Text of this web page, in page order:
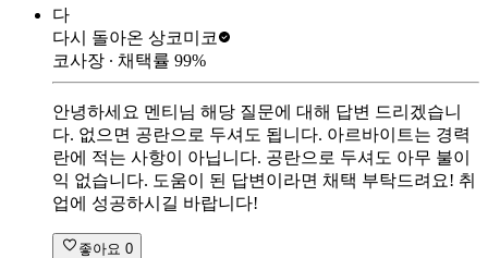
다
다시 돌아온 상코미코
코사장 ∙ 채택률 99%
안녕하세요 멘티님 해당 질문에 대해 답변 드리겠습니
다. 없으면 공란으로 두셔도 됩니다. 아르바이트는 경력
란에 적는 사항이 아닙니다. 공란으로 두셔도 아무 불이
익 없습니다. 도움이 된 답변이라면 채택 부탁드려요! 취
업에 성공하시길 바랍니다!
좋아요 0